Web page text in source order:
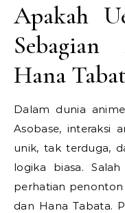
Apakah
Sebagian
Hana
Dalam dunia
Asobase, interaksi
unik, tak terduga,
logika biasa.
perhatian
dan Hana Tabata.